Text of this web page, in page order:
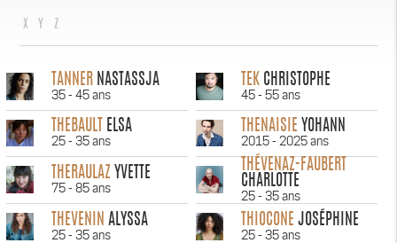
X Y Z
TANNERNASTASSJA
35 - 45 ans
TEKCHRISTOPHE
45 - 55 ans
THEBAULT ELSA
25 - 35 ans
THENAISIE YOHANN
2015 - 2025 ans
THERAULAZ YVETTE
75 - 85 ans
THÉVENAZ-FAUBERT
CHARLOTTE
25 - 35 ans
THEVENIN ALYSSA
25 - 35 ans
THIOCONE JOSÉPHINE
25 - 35 ans